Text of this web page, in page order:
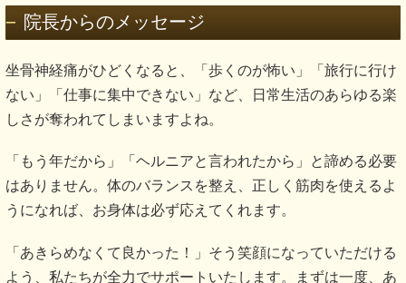
院長からのメッセージ
坐骨神経痛がひどくなると、「歩くのが怖い」「旅行に行け
ない」「仕事に集中できない」など、日常生活のあらゆる楽
しさが奪われてしまいますよね。
「もう年だから」「ヘルニアと言われたから」と諦める必要
はありません。体のバランスを整え、正しく筋肉を使えるよ
うになれば、お身体は必ず応えてくれます。
「あきらめなくて良かった！」そう笑顔になっていただける
よう、私たちが全力でサポートいたします。まずは一度、あ